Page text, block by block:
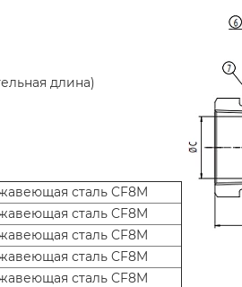
длина)
сталь CF8M
сталь CF8M
сталь CF8M
сталь CF8M
сталь CF8M